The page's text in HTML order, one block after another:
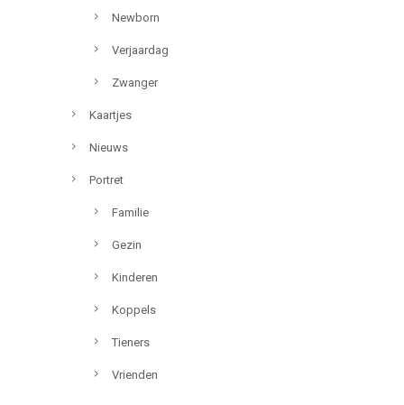
Newborn
Verjaardag
Zwanger
Kaartjes
Nieuws
Portret
Familie
Gezin
Kinderen
Koppels
Tieners
Vrienden